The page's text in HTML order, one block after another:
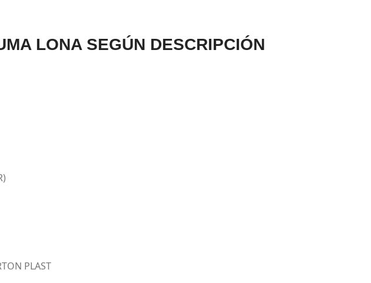
LONA SEGÚN DESCRIPCIÓN
PLAST